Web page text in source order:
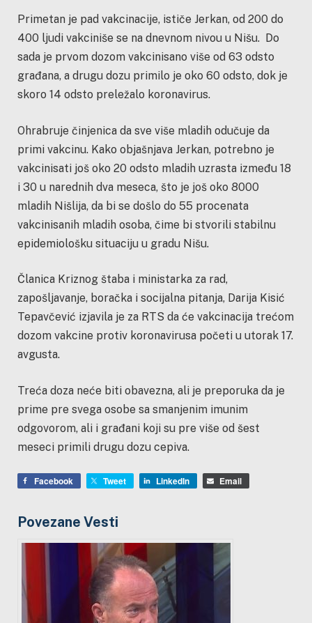
Primetan je pad vakcinacije, ističe Jerkan, od 200 do
400 ljudi vakciniše se na dnevnom nivou u Nišu. Do
sada je prvom dozom vakcinisano više od 63 odsto
građana, a drugu dozu primilo je oko 60 odsto, dok je
skoro 14 odsto preležalo koronavirus.
Ohrabruje činjenica da sve više mladih odučuje da
primi vakcinu. Kako objašnjava Jerkan, potrebno je
vakcinisati još oko 20 odsto mladih uzrasta između 18
i 30 u narednih dva meseca, što je još oko 8000
mladih Nišlija, da bi se došlo do 55 procenata
vakcinisanih mladih osoba, čime bi stvorili stabilnu
epidemiološku situaciju u gradu Nišu.
Članica Kriznog štaba i ministarka za rad,
zapošljavanje, boračka i socijalna pitanja, Darija Kisić
Tepavčević izjavila je za RTS da će vakcinacija trećom
dozom vakcine protiv koronavirusa početi u utorak 17.
avgusta.
Treća doza neće biti obavezna, ali je preporuka da je
prime pre svega osobe sa smanjenim imunim
odgovorom, ali i građani koji su pre više od šest
meseci primili drugu dozu cepiva.
Facebook Tweet LinkedIn Email
Povezane Vesti